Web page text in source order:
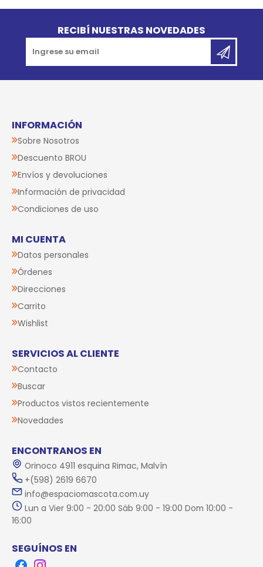
RECIBÍ NUESTRAS NOVEDADES
INFORMACIÓN
Sobre Nosotros
Descuento BROU
Envíos y devoluciones
Información de privacidad
Condiciones de uso
MI CUENTA
Datos personales
Órdenes
Direcciones
Carrito
Wishlist
SERVICIOS AL CLIENTE
Contacto
Buscar
Productos vistos recientemente
Novedades
ENCONTRANOS EN
Orinoco 4911 esquina Rimac, Malvín
+(598) 2619 6670
info@espaciomascota.com.uy
Lun a Vier 9:00 - 20:00 Sáb 9:00 - 19:00 Dom 10:00 -
16:00
SEGUÍNOS EN